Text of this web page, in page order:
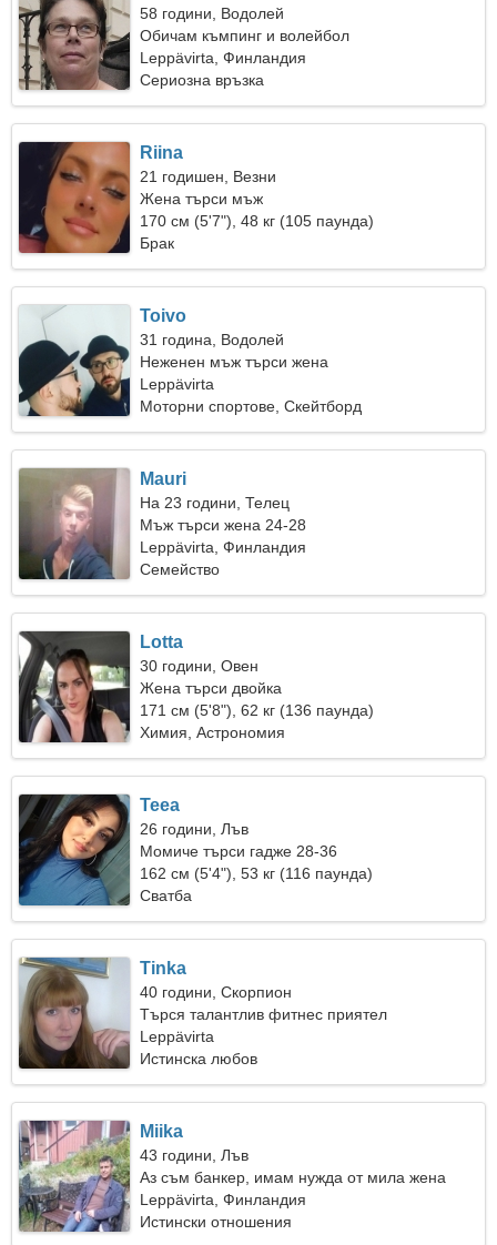
58 години, Водолей
Обичам къмпинг и волейбол
Leppävirta, Финландия
Сериозна връзка
Riina
21 годишен, Везни
Жена търси мъж
170 см (5'7"), 48 кг (105 паунда)
Брак
Toivo
31 година, Водолей
Неженен мъж търси жена
Leppävirta
Моторни спортове, Скейтборд
Mauri
На 23 години, Телец
Мъж търси жена 24-28
Leppävirta, Финландия
Семейство
Lotta
30 години, Овен
Жена търси двойка
171 см (5'8"), 62 кг (136 паунда)
Химия, Астрономия
Teea
26 години, Лъв
Момиче търси гадже 28-36
162 см (5'4"), 53 кг (116 паунда)
Сватба
Tinka
40 години, Скорпион
Търся талантлив фитнес приятел
Leppävirta
Истинска любов
Miika
43 години, Лъв
Аз съм банкер, имам нужда от мила жена
Leppävirta, Финландия
Истински отношения